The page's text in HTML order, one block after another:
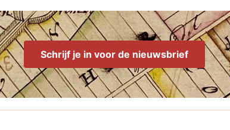
Schrijf je in voor de nieuwsbrief